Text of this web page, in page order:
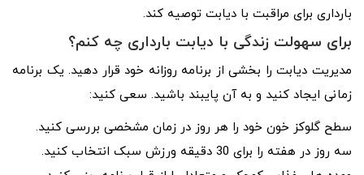
بارداری برای مراقبت با دیابت توصیه کند.
برای سهولت زندگی با دیابت بارداری چه کنم؟
مدیریت دیابت را بخشی از برنامه روزانه خود قرار دهید. یک برنامه
زمانی ایجاد کنید و به آن پایبند باشید. سعی کنید:
سطح گلوکز خون خود را هر روز در زمان مشخصی بررسی کنید.
سه روز در هفته را برای 30 دقیقه ورزش سبک انتخاب کنید.